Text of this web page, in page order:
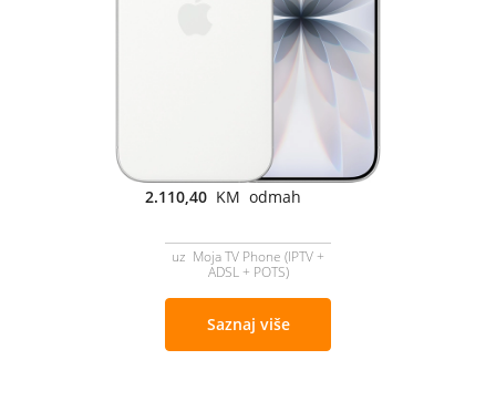
2.110,40 KM odmah
uz Moja TV Phone (IPTV +
ADSL + POTS)
Saznaj više